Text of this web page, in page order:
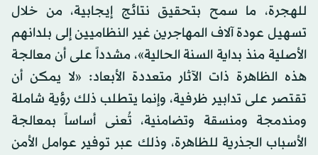
للهجرة، ما سمح بتحقيق نتائج إيجابية، من خلال
تسهيل عودة آلاف المهاجرين غير النظاميين إلى بلدانهم
الأصلية منذ بداية السنة الحالية»، مشدداً على أن معالجة
هذه الظاهرة ذات الآثار متعددة الأبعاد: «لا يمكن أن
تقتصر على تدابير ظرفية، وإنما يتطلب ذلك رؤية شاملة
ومندمجة ومنسقة وتضامنية، تُعنى أساساً بمعالجة
الأسباب الجذرية للظاهرة، وذلك عبر توفير عوامل الأمن